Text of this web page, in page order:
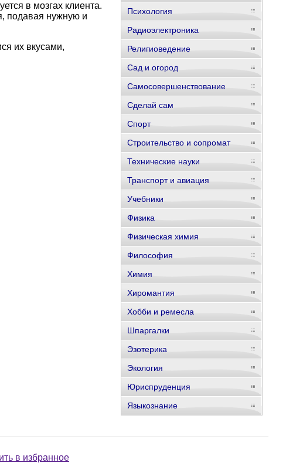
в мозгах клиента.
подавая нужную и
их вкусами,
Психология
Радиоэлектроника
Религиоведение
Сад и огород
Самосовершенствование
Сделай сам
Спорт
Строительство и сопромат
Технические науки
Транспорт и авиация
Учебники
Физика
Физическая химия
Философия
Химия
Хиромантия
Хобби и ремесла
Шпаргалки
Эзотерика
Экология
Юриспруденция
Языкознание
в избранное